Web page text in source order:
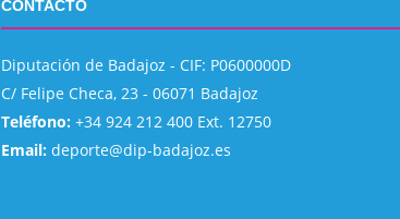
CONTACTO
Diputación de Badajoz - CIF: P0600000D
C/ Felipe Checa, 23 - 06071 Badajoz
Teléfono: +34 924 212 400 Ext. 12750
Email: deporte@dip-badajoz.es